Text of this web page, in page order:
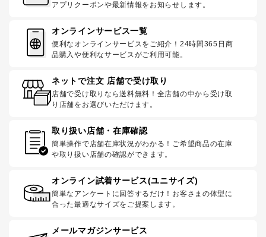
アプリクーポンや最新情報をお知らせします。
オンラインサービス一覧
便利なオンラインサービスをご紹介！24時間365日商
品購入や便利なサービスがご利用可能。
ネットで注文 店舗で受け取り
店舗で受け取りなら送料無料！全店舗の中から受け取
り店舗をお選びいただけます。
取り扱い店舗・在庫確認
簡単操作で店舗在庫状況がわかる！ご希望商品の在庫
や取り扱い店舗の確認ができます。
オンライン試着サービス(ユニサイズ)
簡単なアンケートに回答するだけ！お客さまの体型に
合った最適なサイズをご提案します。
メールマガジンサービス